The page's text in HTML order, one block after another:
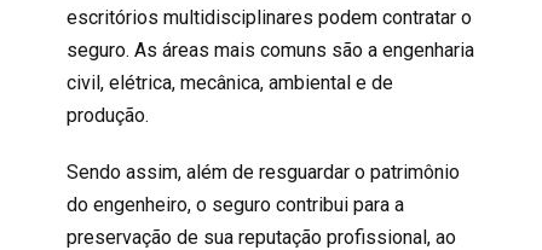
escritórios multidisciplinares podem contratar o
seguro. As áreas mais comuns são a engenharia
civil, elétrica, mecânica, ambiental e de
produção.
Sendo assim, além de resguardar o patrimônio
do engenheiro, o seguro contribui para a
preservação de sua reputação profissional, ao